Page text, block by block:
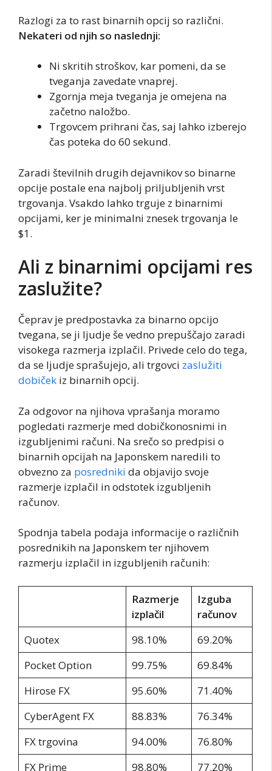
Razlogi za to rast binarnih opcij so različni.
Nekateri od njih so naslednji:
Ni skritih stroškov, kar pomeni, da se
tveganja zavedate vnaprej.
Zgornja meja tveganja je omejena na
začetno naložbo.
Trgovcem prihrani čas, saj lahko izberejo
čas poteka do 60 sekund.
Zaradi številnih drugih dejavnikov so binarne
opcije postale ena najbolj priljubljenih vrst
trgovanja. Vsakdo lahko trguje z binarnimi
opcijami, ker je minimalni znesek trgovanja le
$1.
Ali z binarnimi opcijami res
zaslužite?
Čeprav je predpostavka za binarno opcijo
tvegana, se ji ljudje še vedno prepuščajo zaradi
visokega razmerja izplačil. Privede celo do tega,
da se ljudje sprašujejo, ali trgovci zaslužiti
dobiček iz binarnih opcij.
Za odgovor na njihova vprašanja moramo
pogledati razmerje med dobičkonosnimi in
izgubljenimi računi. Na srečo so predpisi o
binarnih opcijah na Japonskem naredili to
obvezno za posredniki da objavijo svoje
razmerje izplačil in odstotek izgubljenih
računov.
Spodnja tabela podaja informacije o različnih
posrednikih na Japonskem ter njihovem
razmerju izplačil in izgubljenih računih:
Razmerje
izplačil
Izguba
računov
Quotex
98.10%
69.20%
Pocket Option
99.75%
69.84%
Hirose FX
95.60%
71.40%
CyberAgent FX
88.83%
76.34%
FX trgovina
94.00%
76.80%
FX Prime
98.80% 77.20%